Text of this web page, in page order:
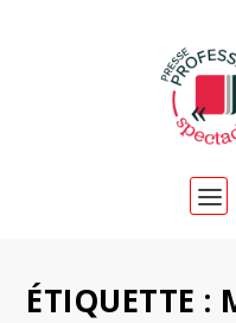
ÉTIQUETTE :